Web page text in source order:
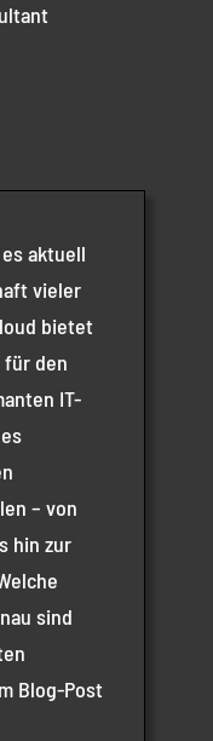
aktuell
vieler
bietet
für den
IT-
– von
hin zur
sind
Blog-Post